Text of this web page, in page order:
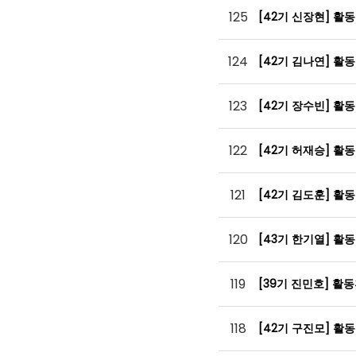
125 [42기 신장현] 활
124 [42기 김나연] 활
123 [42기 장수빈] 활
122 [42기 허재승] 활
121 [42기 김도훈] 활
120 [43기 한기열] 활
119 [39기 진민호] 활
118 [42기 구진모] 활